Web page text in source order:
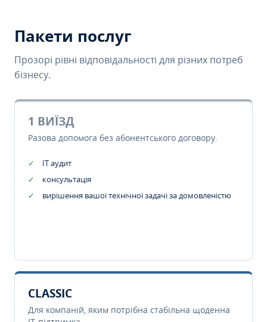
Пакети послуг
Прозорі рівні відповідальності для різних потреб
бізнесу.
1 ВИЇЗД
Разова допомога без абонентського договору.
IT аудит
консультація
вирішення вашої технічної задачі за домовленістю
CLASSIC
Для компаній, яким потрібна стабільна щоденна